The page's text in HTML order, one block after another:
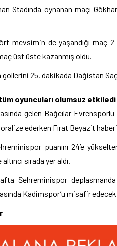
Stadında oynanan maçı
mevsimin de yaşandığı maç
üst üste kazanmış oldu.
gollerini 25. dakikada Dağistan
oyuncuları olumsuz etkiledi
gelen Bağcılar
ederken Fırat Beyazit haberi
puanını 24’e
sırada yer aldı.
Şehreminispor deplasmanda
Kadimspor’u misafir edecek.